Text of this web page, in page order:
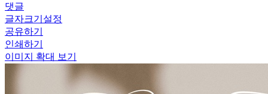
댓글
글자크기설정
공유하기
인쇄하기
이미지 확대 보기